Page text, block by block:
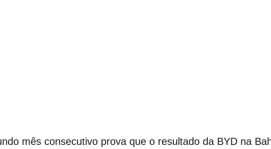
mês consecutivo prova que o resultado da BYD na